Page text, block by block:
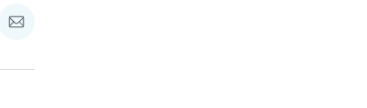
Compartir
Email